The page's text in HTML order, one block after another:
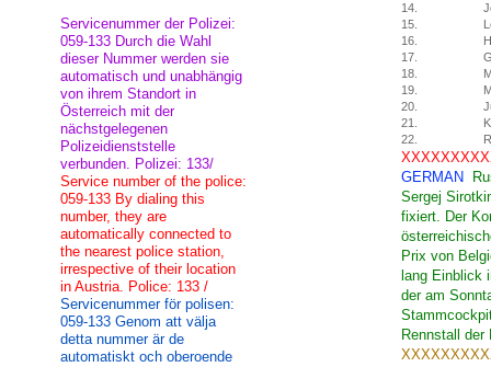
14.
15.
16.
17.
18.
19.
20.
21.
22.
GERMAN
Sergej
fixiert. Der
Prix von
lang Einblick
der am
Rennstall
Servicenummer der Polizei:
059-133 Durch die Wahl
dieser Nummer werden sie
automatisch und unabhängig
von ihrem Standort in
Österreich mit der
nächstgelegenen
Polizeidienststelle
verbunden. Polizei: 133/
Service number of the police:
059-133 By dialing this
number, they are
automatically connected to
the nearest police station,
irrespective of their location
in Austria. Police: 133 /
Servicenummer för polisen:
059-133 Genom att välja
detta nummer är de
automatiskt och oberoende